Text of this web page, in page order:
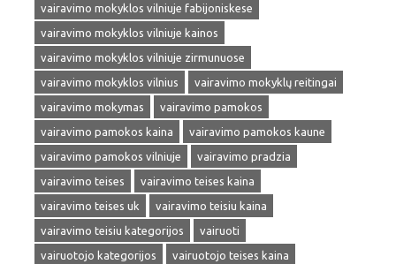
vairavimo mokyklos vilniuje fabijoniskese
vairavimo mokyklos vilniuje kainos
vairavimo mokyklos vilniuje zirmunuose
vairavimo mokyklos vilnius
vairavimo mokyklų reitingai
vairavimo mokymas
vairavimo pamokos
vairavimo pamokos kaina
vairavimo pamokos kaune
vairavimo pamokos vilniuje
vairavimo pradzia
vairavimo teises
vairavimo teises kaina
vairavimo teises uk
vairavimo teisiu kaina
vairavimo teisiu kategorijos
vairuoti
vairuotojo kategorijos
vairuotojo teises kaina